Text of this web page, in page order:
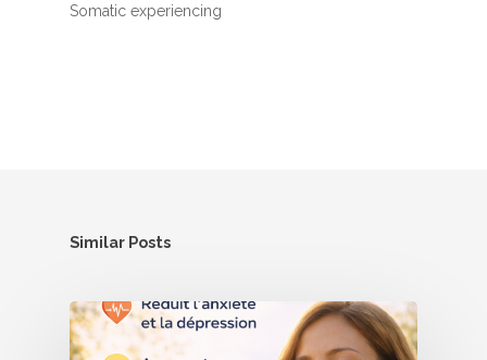
Somatic experiencing
Similar Posts